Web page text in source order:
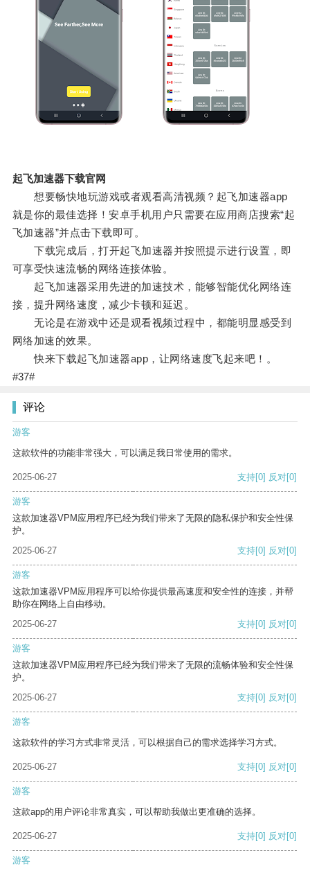
起飞加速器下载官网
想要畅快地玩游戏或者观看高清视频？起飞加速器app
就是你的最佳选择！安卓手机用户只需要在应用商店搜索“起
飞加速器”并点击下载即可。
下载完成后，打开起飞加速器并按照提示进行设置，即
可享受快速流畅的网络连接体验。
起飞加速器采用先进的加速技术，能够智能优化网络连
接，提升网络速度，减少卡顿和延迟。
无论是在游戏中还是观看视频过程中，都能明显感受到
网络加速的效果。
快来下载起飞加速器app，让网络速度飞起来吧！。
#37#
评论
游客
这款软件的功能非常强大，可以满足我日常使用的需求。
2025-06-27 支持[0] 反对[0]
游客
这款加速器VPM应用程序已经为我们带来了无限的隐私保护和安全性保
护。
2025-06-27
支持[0] 反对[0]
游客
这款加速器VPM应用程序可以给你提供最高速度和安全性的连接，并帮
助你在网络上自由移动。
2025-06-27
支持[0] 反对[0]
游客
这款加速器VPM应用程序已经为我们带来了无限的流畅体验和安全性保
护。
2025-06-27
支持[0] 反对[0]
游客
这款软件的学习方式非常灵活，可以根据自己的需求选择学习方式。
2025-06-27 支持[0] 反对[0]
游客
这款app的用户评论非常真实，可以帮助我做出更准确的选择。
2025-06-27 支持[0] 反对[0]
游客